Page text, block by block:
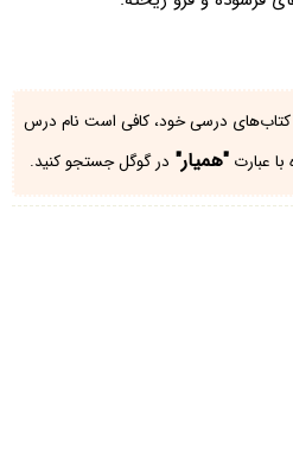
کتاب‌های درسی خود، کافی است نام درس
با عبارت"همیار" در گوگل جستجو کنید.